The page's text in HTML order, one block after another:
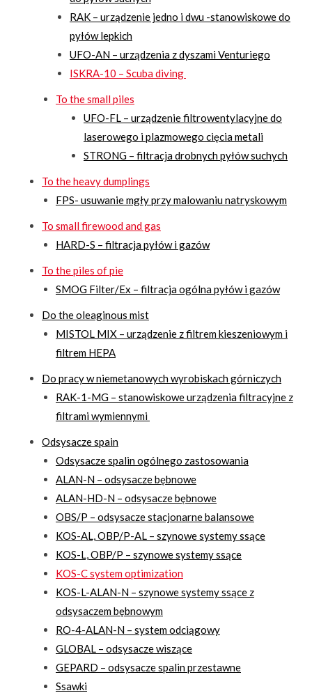
RAK – urządzenie jedno i dwu -stanowiskowe do
pyłów lepkich
UFO-AN – urządzenia z dyszami Venturiego
ISKRA-10 – Scuba diving
To the small piles
UFO-FL – urządzenie filtrowentylacyjne do
laserowego i plazmowego cięcia metali
STRONG – filtracja drobnych pyłów suchych
To the heavy dumplings
FPS- usuwanie mgły przy malowaniu natryskowym
To small firewood and gas
HARD-S – filtracja pyłów i gazów
To the piles of pie
SMOG Filter/Ex – filtracja ogólna pyłów i gazów
Do the oleaginous mist
MISTOL MIX – urządzenie z filtrem kieszeniowym i
filtrem HEPA
Do pracy w niemetanowych wyrobiskach górniczych
RAK-1-MG – stanowiskowe urządzenia filtracyjne z
filtrami wymiennymi
Odsysacze spain
Odsysacze spalin ogólnego zastosowania
ALAN-N – odsysacze bębnowe
ALAN-HD-N – odsysacze bębnowe
OBS/P – odsysacze stacjonarne balansowe
KOS-AL, OBP/P-AL – szynowe systemy ssące
KOS-L, OBP/P – szynowe systemy ssące
KOS-C system optimization
KOS-L-ALAN-N – szynowe systemy ssące z
odsysaczem bębnowym
RO-4-ALAN-N – system odciągowy
GLOBAL – odsysacze wiszące
GEPARD – odsysacze spalin przestawne
Ssawki